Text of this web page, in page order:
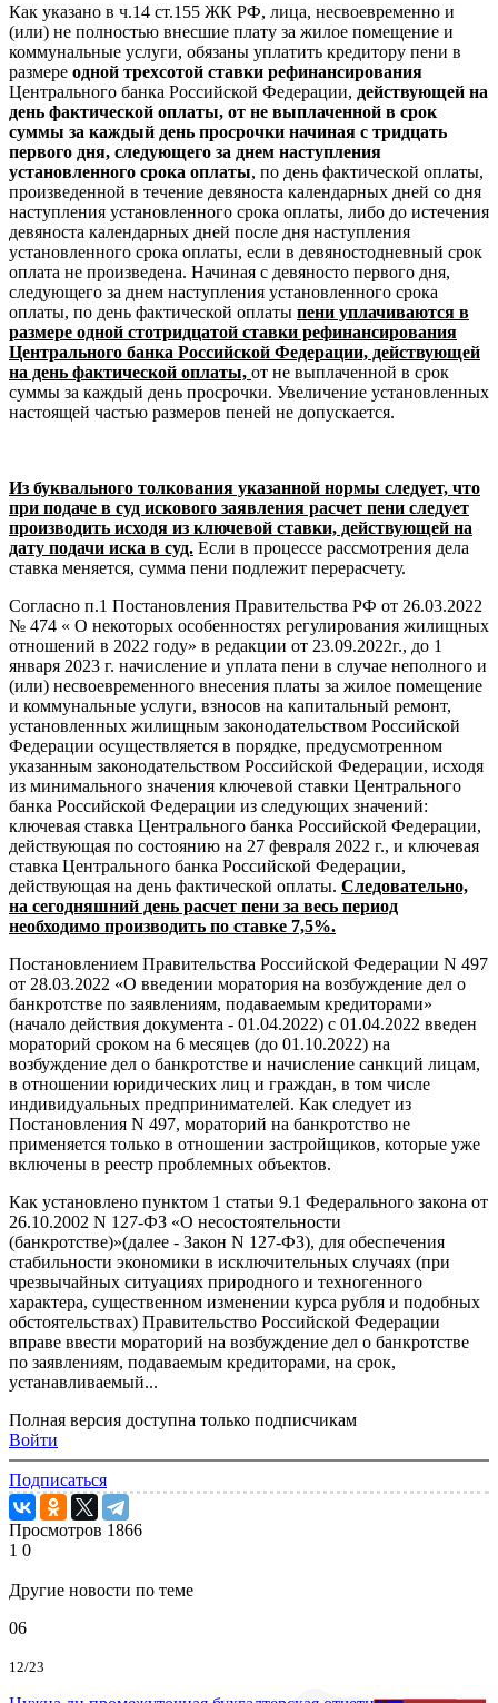
Как указано в ч.14 ст.155 ЖК РФ, лица, несвоевременно и
(или) не полностью внесшие плату за жилое помещение и
коммунальные услуги, обязаны уплатить кредитору пени в
размере одной трехсотой ставки рефинансирования
Центрального банка Российской Федерации, действующей на
день фактической оплаты, от не выплаченной в срок
суммы за каждый день просрочки начиная с тридцать
первого дня, следующего за днем наступления
установленного срока оплаты, по день фактической оплаты,
произведенной в течение девяноста календарных дней со дня
наступления установленного срока оплаты, либо до истечения
девяноста календарных дней после дня наступления
установленного срока оплаты, если в девяностодневный срок
оплата не произведена. Начиная с девяносто первого дня,
следующего за днем наступления установленного срока
оплаты, по день фактической оплаты пени уплачиваются в
размере одной стотридцатой ставки рефинансирования
Центрального банка Российской Федерации, действующей
на день фактической оплаты, от не выплаченной в срок
суммы за каждый день просрочки. Увеличение установленных
настоящей частью размеров пеней не допускается.
Из буквального толкования указанной нормы следует, что
при подаче в суд искового заявления расчет пени следует
производить исходя из ключевой ставки, действующей на
дату подачи иска в суд. Если в процессе рассмотрения дела
ставка меняется, сумма пени подлежит перерасчету.
Согласно п.1 Постановления Правительства РФ от 26.03.2022
№ 474 « О некоторых особенностях регулирования жилищных
отношений в 2022 году» в редакции от 23.09.2022г., до 1
января 2023 г. начисление и уплата пени в случае неполного и
(или) несвоевременного внесения платы за жилое помещение
и коммунальные услуги, взносов на капитальный ремонт,
установленных жилищным законодательством Российской
Федерации осуществляется в порядке, предусмотренном
указанным законодательством Российской Федерации, исходя
из минимального значения ключевой ставки Центрального
банка Российской Федерации из следующих значений:
ключевая ставка Центрального банка Российской Федерации,
действующая по состоянию на 27 февраля 2022 г., и ключевая
ставка Центрального банка Российской Федерации,
действующая на день фактической оплаты. Следовательно,
на сегодняшний день расчет пени за весь период
необходимо производить по ставке 7,5%.
Постановлением Правительства Российской Федерации N 497
от 28.03.2022 «О введении моратория на возбуждение дел о
банкротстве по заявлениям, подаваемым кредиторами»
(начало действия документа - 01.04.2022) с 01.04.2022 введен
мораторий сроком на 6 месяцев (до 01.10.2022) на
возбуждение дел о банкротстве и начисление санкций лицам,
в отношении юридических лиц и граждан, в том числе
индивидуальных предпринимателей. Как следует из
Постановления N 497, мораторий на банкротство не
применяется только в отношении застройщиков, которые уже
включены в реестр проблемных объектов.
Как установлено пунктом 1 статьи 9.1 Федерального закона от
26.10.2002 N 127-ФЗ «О несостоятельности
(банкротстве)»(далее - Закон N 127-ФЗ), для обеспечения
стабильности экономики в исключительных случаях (при
чрезвычайных ситуациях природного и техногенного
характера, существенном изменении курса рубля и подобных
обстоятельствах) Правительство Российской Федерации
вправе ввести мораторий на возбуждение дел о банкротстве
по заявлениям, подаваемым кредиторами, на срок,
устанавливаемый...
Полная версия доступна только подписчикам
Войти
Подписаться
Просмотров 1866
1 0
Другие новости по теме
06
12/23